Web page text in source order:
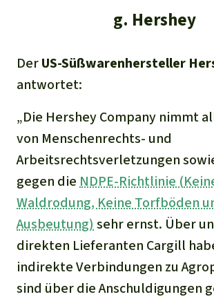
g. Hershey
DerUS-Süßwarenhersteller H
antwortet:
„Die Hershey Company nimmt
von Menschenrechts- und
Arbeitsrechtsverletzungen
gegen die NDPE-Richtlinie
Waldrodung, Keine Torfböden
Ausbeutung) sehr ernst. Über
direkten Lieferanten Cargill
indirekte Verbindungen zu
sind über die Anschuldigungen